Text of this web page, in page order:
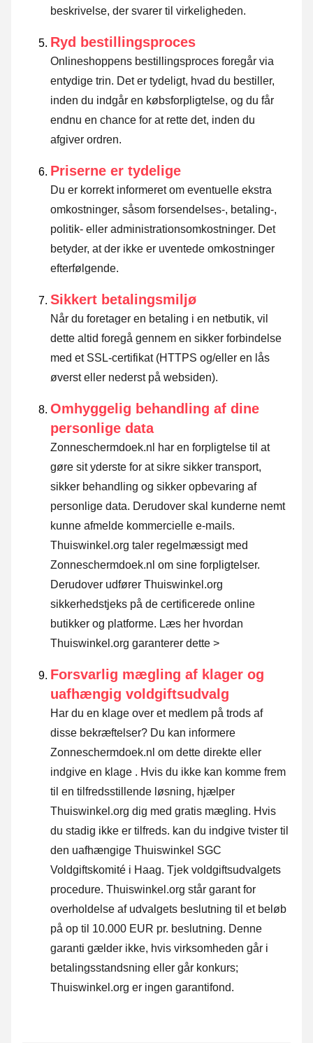
beskrivelse, der svarer til virkeligheden.
Ryd bestillingsproces
Onlineshoppens bestillingsproces foregår via
entydige trin. Det er tydeligt, hvad du bestiller,
inden du indgår en købsforpligtelse, og du får
endnu en chance for at rette det, inden du
afgiver ordren.
Priserne er tydelige
Du er korrekt informeret om eventuelle ekstra
omkostninger, såsom forsendelses-, betaling-,
politik- eller administrationsomkostninger. Det
betyder, at der ikke er uventede omkostninger
efterfølgende.
Sikkert betalingsmiljø
Når du foretager en betaling i en netbutik, vil
dette altid foregå gennem en sikker forbindelse
med et SSL-certifikat (HTTPS og/eller en lås
øverst eller nederst på websiden).
Omhyggelig behandling af dine
personlige data
Zonneschermdoek.nl har en forpligtelse til at
gøre sit yderste for at sikre sikker transport,
sikker behandling og sikker opbevaring af
personlige data. Derudover skal kunderne nemt
kunne afmelde kommercielle e-mails.
Thuiswinkel.org taler regelmæssigt med
Zonneschermdoek.nl om sine forpligtelser.
Derudover udfører Thuiswinkel.org
sikkerhedstjeks på de certificerede online
butikker og platforme. Læs her hvordan
Thuiswinkel.org garanterer dette >
Forsvarlig mægling af klager og
uafhængig voldgiftsudvalg
Har du en klage over et medlem på trods af
disse bekræftelser? Du kan informere
Zonneschermdoek.nl om dette direkte eller
indgive en klage . Hvis du ikke kan komme frem
til en tilfredsstillende løsning, hjælper
Thuiswinkel.org dig med gratis mægling. Hvis
du stadig ikke er tilfreds. kan du indgive tvister til
den uafhængige Thuiswinkel SGC
Voldgiftskomité i Haag. Tjek voldgiftsudvalgets
procedure. Thuiswinkel.org står garant for
overholdelse af udvalgets beslutning til et beløb
på op til 10.000 EUR pr. beslutning. Denne
garanti gælder ikke, hvis virksomheden går i
betalingsstandsning eller går konkurs;
Thuiswinkel.org er ingen garantifond.